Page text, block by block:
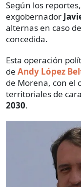
Según los
exgobernador
alternas en caso
concedida.
Esta operación
de Andy López
de Morena, con el
territoriales de
2030.